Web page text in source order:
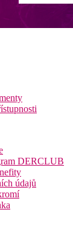
DERCLUB
údajů